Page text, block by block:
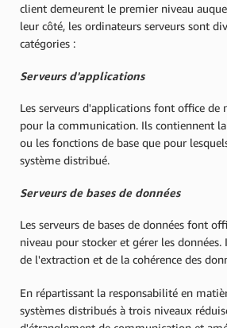
client demeurent le premier niveau
leur côté, les ordinateurs serveurs sont
catégories :
Serveurs d'applications
Les serveurs d'applications font office de
pour la communication. Ils contiennent
ou les fonctions de base que pour
système distribué.
Serveurs de bases de données
Les serveurs de bases de données font
niveau pour stocker et gérer les données.
de l'extraction et de la cohérence des
En répartissant la responsabilité en
systèmes distribués à trois niveaux